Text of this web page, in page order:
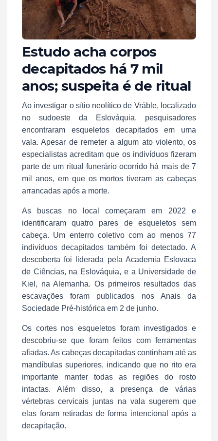
Estudo acha corpos
decapitados há 7 mil
anos; suspeita é de ritual
Ao investigar o sítio neolítico de Vráble, localizado
no sudoeste da Eslováquia, pesquisadores
encontraram esqueletos decapitados em uma
vala. Apesar de remeter a algum ato violento, os
especialistas acreditam que os indivíduos fizeram
parte de um ritual funerário ocorrido há mais de 7
mil anos, em que os mortos tiveram as cabeças
arrancadas após a morte.
As buscas no local começaram em 2022 e
identificaram quatro pares de esqueletos sem
cabeça. Um enterro coletivo com ao menos 77
indivíduos decapitados também foi detectado. A
descoberta foi liderada pela Academia Eslovaca
de Ciências, na Eslováquia, e a Universidade de
Kiel, na Alemanha. Os primeiros resultados das
escavações foram publicados nos Anais da
Sociedade Pré-histórica em 2 de junho.
Os cortes nos esqueletos foram investigados e
descobriu-se que foram feitos com ferramentas
afiadas. As cabeças decapitadas continham até as
mandíbulas superiores, indicando que no rito era
importante manter todas as regiões do rosto
intactas. Além disso, a presença de várias
vértebras cervicais juntas na vala sugerem que
elas foram retiradas de forma intencional após a
decapitação.